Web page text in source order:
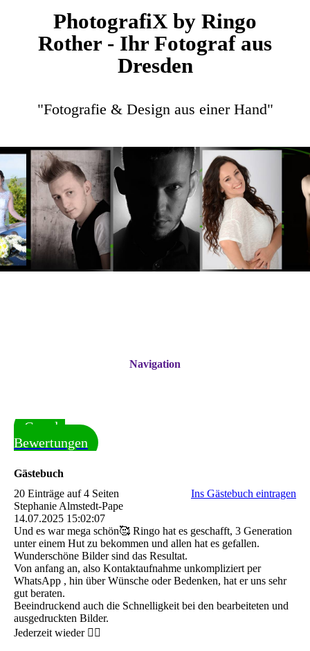
PhotografiX by Ringo
Rother - Ihr Fotograf aus
Dresden
"Fotografie & Design aus einer Hand"
Navigation
Google
Bewertungen
Gästebuch
20 Einträge auf 4 Seiten
Ins Gästebuch eintragen
Stephanie Almstedt-Pape
14.07.2025 15:02:07
Und es war mega schön🥰 Ringo hat es geschafft, 3 Generation
unter einem Hut zu bekommen und allen hat es gefallen.
Wunderschöne Bilder sind das Resultat.
Von anfang an, also Kontaktaufnahme unkompliziert per
WhatsApp , hin über Wünsche oder Bedenken, hat er uns sehr
gut beraten.
Beeindruckend auch die Schnelligkeit bei den bearbeiteten und
ausgedruckten Bilder.
Jederzeit wieder 👍🏼